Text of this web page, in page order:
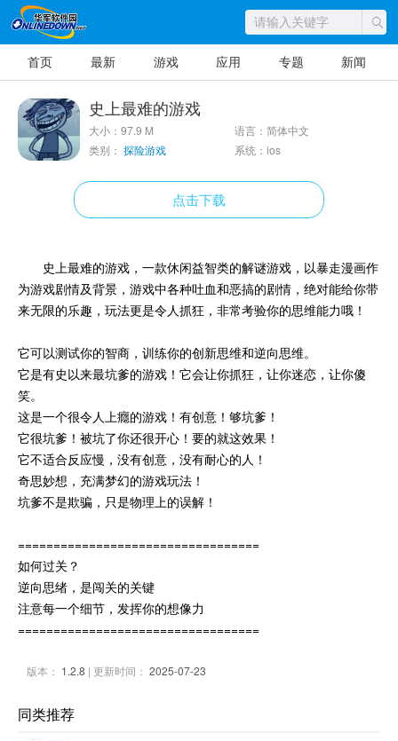
首页 最新 游戏 应用 专题 新闻
史上最难的游戏
大小：97.9 M
语言：简体中文
类别： 探险游戏 系统：ios
点击下载
史上最难的游戏，一款休闲益智类的解谜游戏，以暴走漫画作
为游戏剧情及背景，游戏中各种吐血和恶搞的剧情，绝对能给你带
来无限的乐趣，玩法更是令人抓狂，非常考验你的思维能力哦！
它可以测试你的智商，训练你的创新思维和逆向思维。
它是有史以来最坑爹的游戏！它会让你抓狂，让你迷恋，让你傻
笑。
这是一个很令人上癮的游戏！有创意！够坑爹！
它很坑爹！被坑了你还很开心！要的就这效果！
它不适合反应慢，没有创意，没有耐心的人！
奇思妙想，充满梦幻的游戏玩法！
坑爹不是欺骗，只是物理上的误解！
==================================
如何过关？
逆向思绪，是闯关的关键
注意每一个细节，发挥你的想像力
==================================
版本： 1.2.8 | 更新时间： 2025-07-23
同类推荐